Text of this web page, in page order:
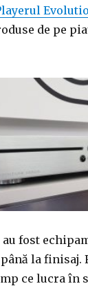
de pe
fost
la finisaj.
ce lucra în